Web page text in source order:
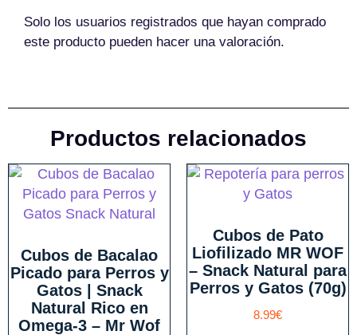
Solo los usuarios registrados que hayan comprado
este producto pueden hacer una valoración.
Productos relacionados
Cubos de Bacalao
Picado para Perros y
Gatos | Snack
Natural Rico en
Omega-3 – Mr Wof
Cubos de Pato
Liofilizado MR WOF
– Snack Natural para
Perros y Gatos (70g)
8.99€